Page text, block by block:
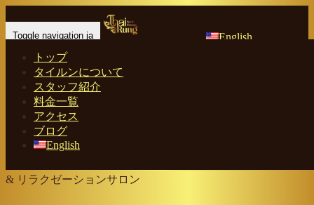
English
Toggle navigation ja
トップ
タイルンについて
スタッフ紹介
料金一覧
アクセス
ブログ
English
Home -WIF…
& リラクゼーションサロン